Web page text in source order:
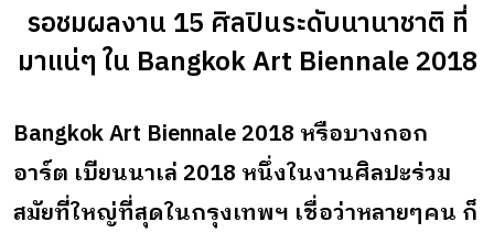
รอชมผลงาน 15 ศิลปินระดับนานาชาติ ที่
มาแน่ๆ ใน Bangkok Art Biennale 2018
Bangkok Art Biennale 2018 หรือบางกอก
อาร์ต เบียนนาเล่ 2018 หนึ่งในงานศิลปะร่วม
สมัยที่ใหญ่ที่สุดในกรุงเทพฯ เชื่อว่าหลายๆคน ก็